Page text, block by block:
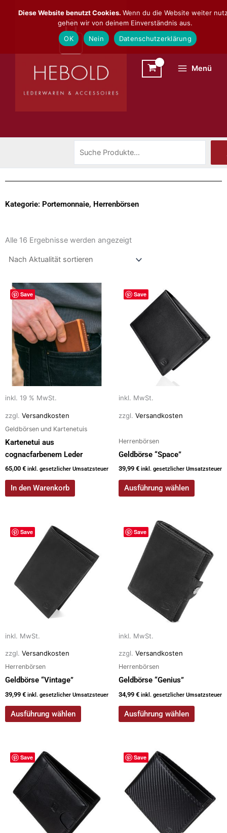
Inhalt
Menü
Kategorie: Portemonnaie, Herrenbörsen
Alle 16 Ergebnisse werden angezeigtAktualität
Save
inkl. 19 % MwSt.
zzgl. Versandkosten
Geldbörsen und Kartenetuis
Kartenetui aus
cognacfarbenem Leder
65,00 € inkl. gesetzlicher Umsatzsteuer
In den Warenkorb
Save
inkl. MwSt.
zzgl. Versandkosten
Herrenbörsen
Geldbörse “Space”
39,99 € inkl. gesetzlicher Umsatzsteuer
Ausführung wählen
Dieses
Produkt
mehrere
Varianten
auf
Produktseite
werden
Save
inkl. MwSt.
zzgl. Versandkosten
Herrenbörsen
Geldbörse “Vintage”
39,99 € inkl. gesetzlicher Umsatzsteuer
Ausführung wählen
Dieses
Produkt
mehrere
Varianten
auf.
auf
Produktseite
gewählt
werden
Save
inkl. MwSt.
zzgl. Versandkosten
Herrenbörsen
Geldbörse “Genius”
34,99 € inkl. gesetzlicher Umsatzsteuer
Ausführung wählen
Dieses
Produkt
mehrere
Varianten
auf.
auf
Produktseite
gewählt
werden
Save
Dieses
Produkt
weist
mehrere
Varianten
Save
Dieses
Produkt
weist
mehrere
Varianten
Diese Website benutzt Cookies. Wenn du die Website weiter
gehen wir von deinem Einverständnis aus.
OK
Nein Datenschutzerklärung